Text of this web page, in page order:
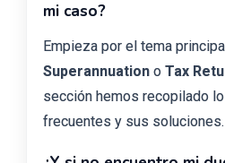
mi caso?
Empieza por el tema
Superannuation o Tax
sección hemos recopilado
frecuentes y sus soluciones.